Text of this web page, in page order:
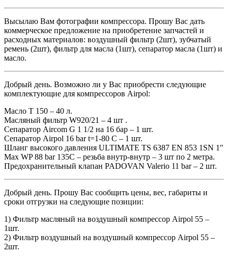
Высылаю Вам фотографии компрессора. Прошу Вас дать
коммерческое предложение на приобретение запчастей и
расходных материалов: воздушный фильтр (2шт), зубчатый
ремень (2шт), фильтр для масла (1шт), сепаратор масла (1шт) и
масло.
Добрый день. Возможно ли у Вас приобрести следующие
комплектующие для компрессоров Airpol:
Масло Т 150 – 40 л.
Масляный фильтр W920/21 – 4 шт .
Сепаратор Aircom G 1 1/2 на 16 бар – 1 шт.
Сепаратор Airpol 16 bar t=1-80 C – 1 шт.
Шланг высокого давления ULTIMATE TS 6387 EN 853 1SN 1″
Max WP 88 bar 135C – резьба внутр-внутр – 3 шт по 2 метра.
Предохранительный клапан PADOVAN Valerio 11 bar – 2 шт.
Добрый день. Прошу Вас сообщить цены, вес, габариты и
сроки отгрузки на следующие позиции:
1) Фильтр масляный на воздушный компрессор Airpol 55 –
1шт.
2) Фильтр воздушный на воздушный компрессор Airpol 55 –
2шт.